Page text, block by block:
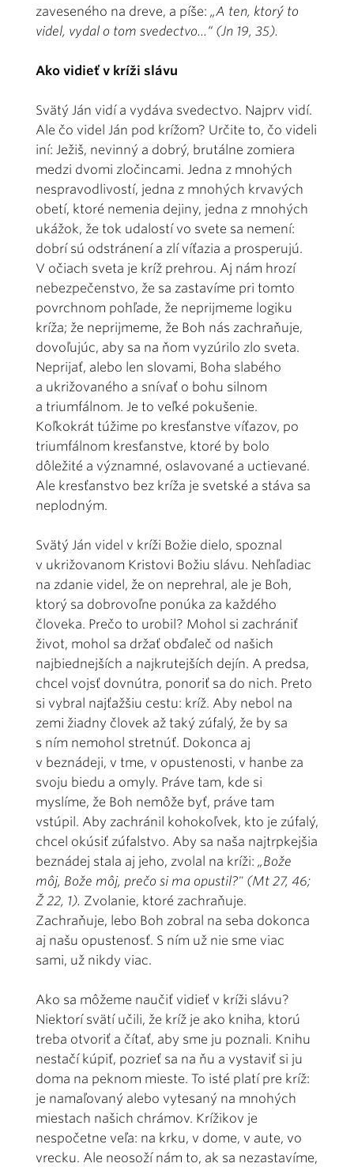
zaveseného na dreve, a píše: „A ten, ktorý to
videl, vydal o tom svedectvo...“ (Jn 19, 35).
Ako vidieť v kríži slávu
Svätý Ján vidí a vydáva svedectvo. Najprv vidí.
Ale čo videl Ján pod krížom? Určite to, čo videli
iní: Ježiš, nevinný a dobrý, brutálne zomiera
medzi dvomi zločincami. Jedna z mnohých
nespravodlivostí, jedna z mnohých krvavých
obetí, ktoré nemenia dejiny, jedna z mnohých
ukážok, že tok udalostí vo svete sa nemení:
dobrí sú odstránení a zlí víťazia a prosperujú.
V očiach sveta je kríž prehrou. Aj nám hrozí
nebezpečenstvo, že sa zastavíme pri tomto
povrchnom pohľade, že neprijmeme logiku
kríža; že neprijmeme, že Boh nás zachraňuje,
dovoľujúc, aby sa na ňom vyzúrilo zlo sveta.
Neprijať, alebo len slovami, Boha slabého
a ukrižovaného a snívať o bohu silnom
a triumfálnom. Je to veľké pokušenie.
Koľkokrát túžime po kresťanstve víťazov, po
triumfálnom kresťanstve, ktoré by bolo
dôležité a významné, oslavované a uctievané.
Ale kresťanstvo bez kríža je svetské a stáva sa
neplodným.
Svätý Ján videl v kríži Božie dielo, spoznal
v ukrižovanom Kristovi Božiu slávu. Nehľadiac
na zdanie videl, že on neprehral, ale je Boh,
ktorý sa dobrovoľne ponúka za každého
človeka. Prečo to urobil? Mohol si zachrániť
život, mohol sa držať obďaleč od našich
najbiednejších a najkrutejších dejín. A predsa,
chcel vojsť dovnútra, ponoriť sa do nich. Preto
si vybral najťažšiu cestu: kríž. Aby nebol na
zemi žiadny človek až taký zúfalý, že by sa
s ním nemohol stretnúť. Dokonca aj
v beznádeji, v tme, v opustenosti, v hanbe za
svoju biedu a omyly. Práve tam, kde si
myslíme, že Boh nemôže byť, práve tam
vstúpil. Aby zachránil kohokoľvek, kto je zúfalý,
chcel okúsiť zúfalstvo. Aby sa naša najtrpkejšia
beznádej stala aj jeho, zvolal na kríži: „Bože
môj, Bože môj, prečo si ma opustil?" (Mt 27, 46;
Ž 22, 1). Zvolanie, ktoré zachraňuje.
Zachraňuje, lebo Boh zobral na seba dokonca
aj našu opustenosť. S ním už nie sme viac
sami, už nikdy viac.
Ako sa môžeme naučiť vidieť v kríži slávu?
Niektorí svätí učili, že kríž je ako kniha, ktorú
treba otvoriť a čítať, aby sme ju poznali. Knihu
nestačí kúpiť, pozrieť sa na ňu a vystaviť si ju
doma na peknom mieste. To isté platí pre kríž:
je namaľovaný alebo vytesaný na mnohých
miestach našich chrámov. Krížikov je
nespočetne veľa: na krku, v dome, v aute, vo
vrecku. Ale neosoží nám to, ak sa nezastavíme,